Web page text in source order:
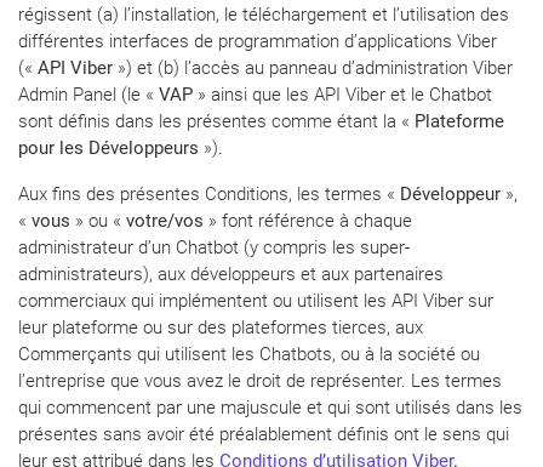
régissent (a) l’installation, le téléchargement et l’utilisation des
différentes interfaces de programmation d’applications Viber
(« API Viber ») et (b) l’accès au panneau d’administration Viber
Admin Panel (le « VAP » ainsi que les API Viber et le Chatbot
sont définis dans les présentes comme étant la « Plateforme
pour les Développeurs »).
Aux fins des présentes Conditions, les termes « Développeur »,
« vous » ou « votre/vos » font référence à chaque
administrateur d’un Chatbot (y compris les super-
administrateurs), aux développeurs et aux partenaires
commerciaux qui implémentent ou utilisent les API Viber sur
leur plateforme ou sur des plateformes tierces, aux
Commerçants qui utilisent les Chatbots, ou à la société ou
l’entreprise que vous avez le droit de représenter. Les termes
qui commencent par une majuscule et qui sont utilisés dans les
présentes sans avoir été préalablement définis ont le sens qui
leur est attribué dans les Conditions d’utilisation Viber.